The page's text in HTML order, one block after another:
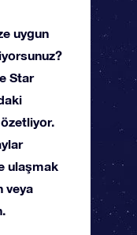
uygun
Star
özetliyor.
ulaşmak
veya